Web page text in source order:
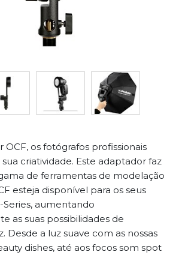
os fotógrafos profissionais
criatividade. Este adaptador faz
de ferramentas de modelação
esteja disponível para os seus
aumentando
as suas possibilidades de
Desde a luz suave com as nossas
dishes, até aos focos som spot